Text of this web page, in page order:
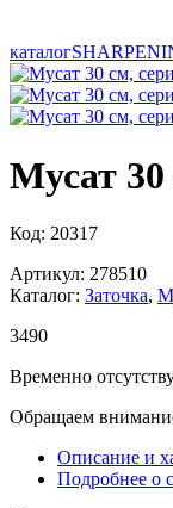
каталог
Мусат 30
Код: 20317
Артикул: 278510
Каталог: Заточка,
3490
Временно
Обращаем
Описание и
Подробнее о